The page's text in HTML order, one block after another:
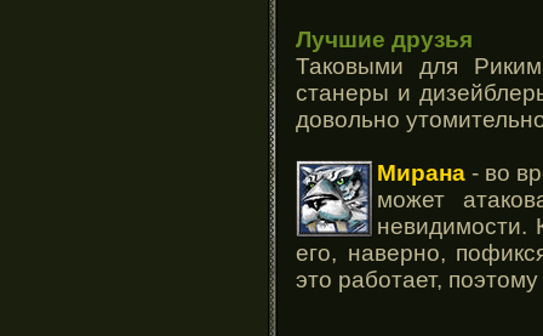
Лучшие друзья
Таковыми для
станеры и
довольно
Мирана - во
может
невидимости.
его, наверно,
это работает,